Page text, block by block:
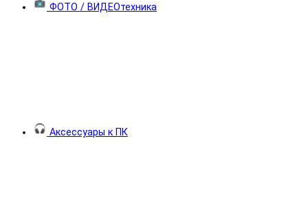
ФОТО / ВИДЕОтехника
Аксессуары к ПК